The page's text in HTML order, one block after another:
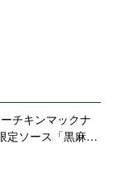
チキンマックナ
定ソース「黒麻婆